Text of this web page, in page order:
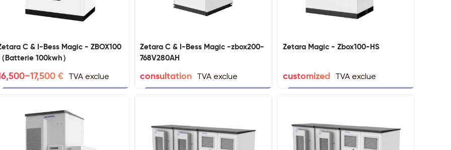
C & I-Bess Magic - ZBOX100
（Batterie 100kwh）
€ TVA exclue
Zetara C & I-Bess Magic -zbox200-
768V280AH
consultation TVA exclue
Zetara Magic - Zbox100-HS
customized TVA exclue